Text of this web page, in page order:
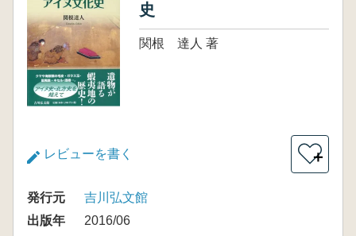
史
関根 達人 著
レビューを書く ＋
発行元
吉川弘文館
出版年
2016/06